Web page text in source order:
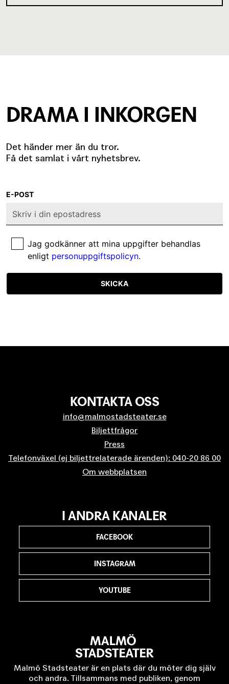
DRAMA I INKORGEN
Det händer mer än du tror.
Få det samlat i vårt nyhetsbrev.
E-POST
Jag godkänner att mina uppgifter behandlas
enligt personuppgiftspolicyn.
SKICKA
KONTAKTA OSS
info@malmostadsteater.se
Biljettfrågor
Press
Telefonväxel (ej biljettrelaterade ärenden): 040-20 86 00
Om webbplatsen
Malmö Stadsteater är en plats där du möter dig själv
och andra. Tillsammans med publiken, genom
I ANDRA KANALER
FACEBOOK
INSTAGRAM
YOUTUBE